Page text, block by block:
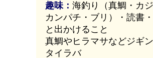
趣味： 海釣り（真鯛・カジ
カンパチ・ブリ）・読書
と出かけること
真鯛やヒラマサなどジギン
タイラバ